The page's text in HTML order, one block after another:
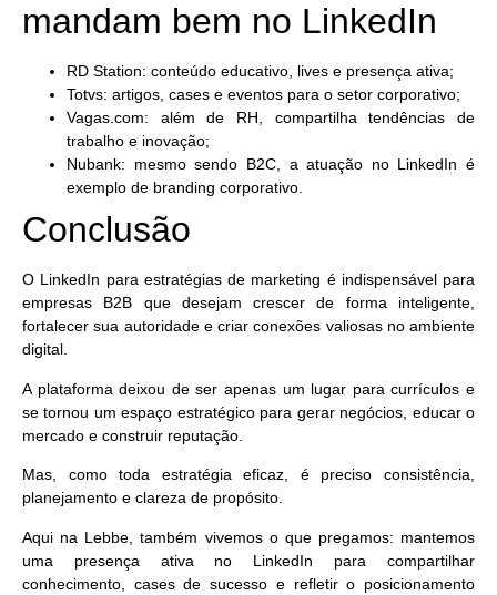
mandam bem no LinkedIn
RD Station: conteúdo educativo, lives e presença ativa;
Totvs: artigos, cases e eventos para o setor corporativo;
Vagas.com: além de RH, compartilha tendências de
trabalho e inovação;
Nubank: mesmo sendo B2C, a atuação no LinkedIn é
exemplo de branding corporativo.
Conclusão
O LinkedIn para estratégias de marketing é indispensável para
empresas B2B que desejam crescer de forma inteligente,
fortalecer sua autoridade e criar conexões valiosas no ambiente
digital.
A plataforma deixou de ser apenas um lugar para currículos e
se tornou um espaço estratégico para gerar negócios, educar o
mercado e construir reputação.
Mas, como toda estratégia eficaz, é preciso consistência,
planejamento e clareza de propósito.
Aqui na Lebbe , também vivemos o que pregamos: mantemos
uma presença ativa no LinkedIn para compartilhar
conhecimento, cases de sucesso e refletir o posicionamento